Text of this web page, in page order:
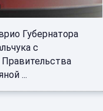
Губернатора
с
...